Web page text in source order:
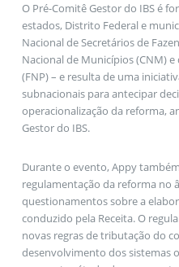
O Pré-Comitê Gestor do IBS é
estados, Distrito Federal e
Nacional de Secretários de
Nacional de Municípios (CNM)
(FNP) – e resulta de uma
subnacionais para antecipar
operacionalização da reforma,
Gestor do IBS.
Durante o evento, Appy
regulamentação da reforma no
questionamentos sobre a
conduzido pela Receita. O
novas regras de tributação do
desenvolvimento dos sistemas